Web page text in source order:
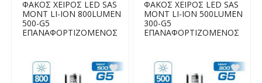
ΦΑΚΟΣ ΧΕΙΡΟΣ LED SAS
MONT LI-ION 800LUMEN
500-G5
ΕΠΑΝΑΦΟΡΤΙΖΟΜΕΝΟΣ
ΦΑΚΟΣ ΧΕΙΡΟΣ LED SAS
MONT LI-ION 500LUMEN
300-G5
ΕΠΑΝΑΦΟΡΤΙΖΟΜΕΝΟΣ